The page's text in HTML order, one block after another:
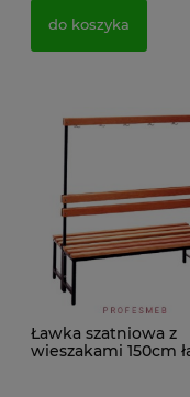
do koszyka
Ławka szatniowa z
wieszakami 150cm